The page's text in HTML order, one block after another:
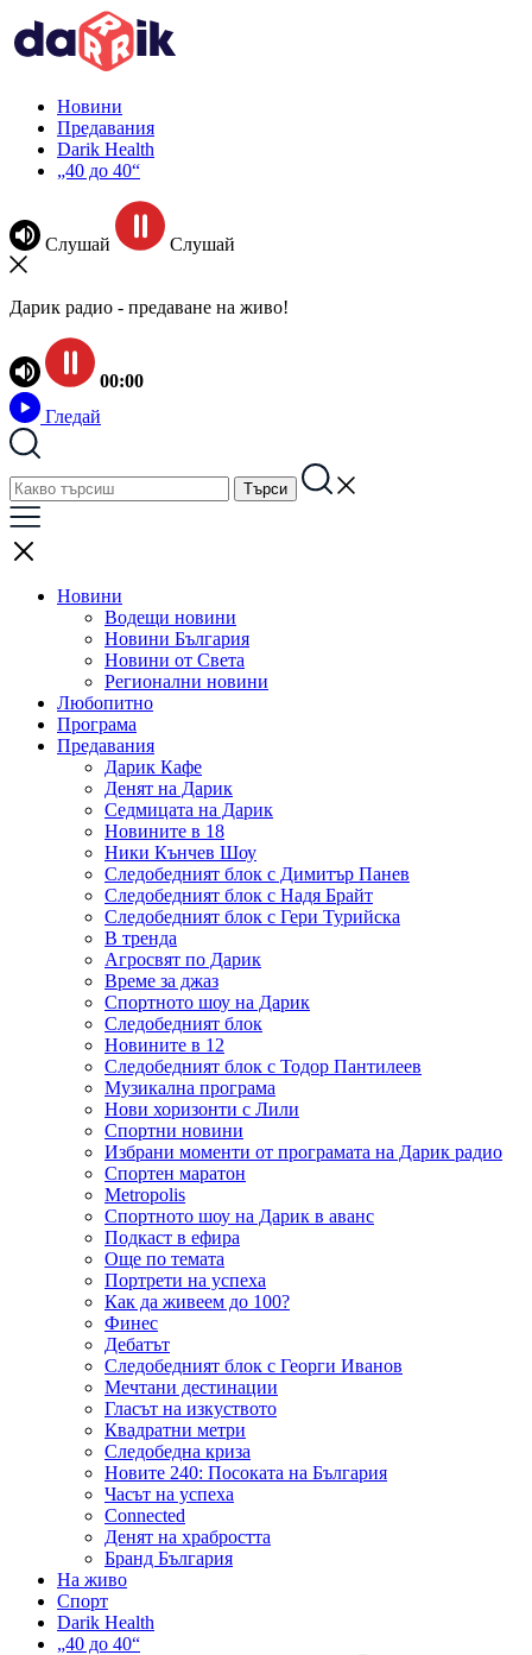
Новини
Предавания
Darik Health
„40 до 40“
Слушай Слушай
Дарик радио - предаване на живо!
00:00
Гледай
Новини
Водещи новини
Новини България
Новини от Света
Регионални новини
Любопитно
Програма
Предавания
Дарик Кафе
Денят на Дарик
Седмицата на Дарик
Новините в 18
Ники Кънчев Шоу
Следобедният блок с Димитър Панев
Следобедният блок с Надя Брайт
Следобедният блок с Гери Турийска
В тренда
Агросвят по Дарик
Време за джаз
Спортното шоу на Дарик
Следобедният блок
Новините в 12
Следобедният блок с Тодор Пантилеев
Музикална програма
Нови хоризонти с Лили
Спортни новини
Избрани моменти от програмата на Дарик радио
Спортен маратон
Metropolis
Спортното шоу на Дарик в аванс
Подкаст в ефира
Още по темата
Портрети на успеха
Как да живеем до 100?
Финес
Дебатът
Следобедният блок с Георги Иванов
Мечтани дестинации
Гласът на изкуството
Квадратни метри
Следобедна криза
Новите 240: Посоката на България
Часът на успеха
Connected
Денят на храбростта
Бранд България
На живо
Спорт
Darik Health
„40 до 40“